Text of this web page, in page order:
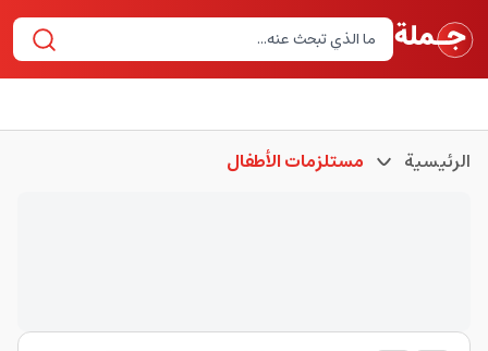
الرئيسية مستلزمات الأطفال